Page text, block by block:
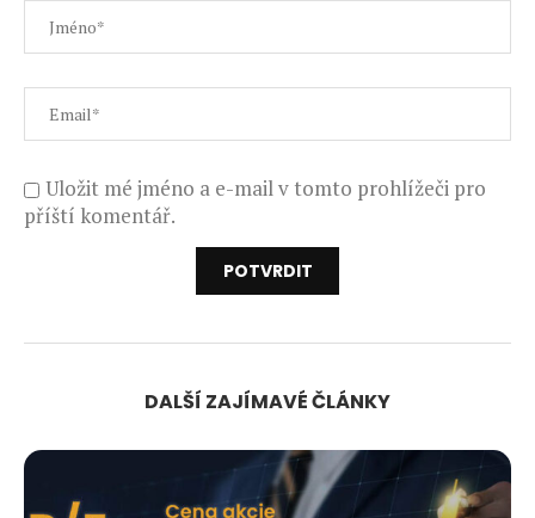
Uložit mé jméno a e-mail v tomto prohlížeči pro
příští komentář.
DALŠÍ ZAJÍMAVÉ ČLÁNKY